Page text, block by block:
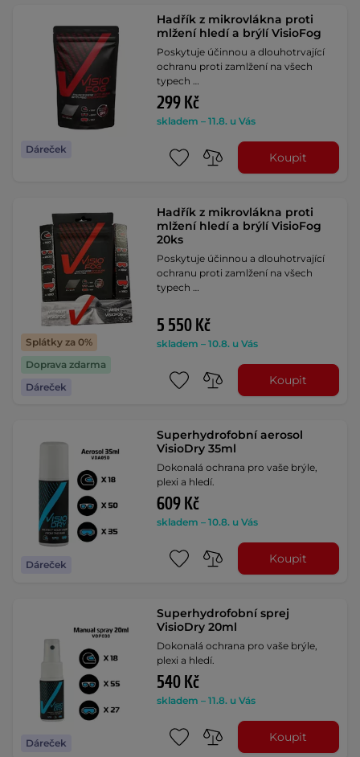
Dáreček
Hadřík z mikrovlákna proti
mlžení hledí a brýlí VisioFog
Poskytuje účinnou a dlouhotrvající
ochranu proti zamlžení na všech
typech …
299 Kč
skladem – 11.8. u Vás
Koupit
Splátky za 0%
Doprava zdarma
Dáreček
Hadřík z mikrovlákna proti
mlžení hledí a brýlí VisioFog
20ks
Poskytuje účinnou a dlouhotrvající
ochranu proti zamlžení na všech
typech …
5 550 Kč
skladem – 10.8. u Vás
Koupit
Dáreček
Superhydrofobní aerosol
VisioDry 35ml
Dokonalá ochrana pro vaše brýle,
plexi a hledí.
609 Kč
skladem – 10.8. u Vás
Koupit
Dáreček
Superhydrofobní sprej
VisioDry 20ml
Dokonalá ochrana pro vaše brýle,
plexi a hledí.
540 Kč
skladem – 11.8. u Vás
Koupit